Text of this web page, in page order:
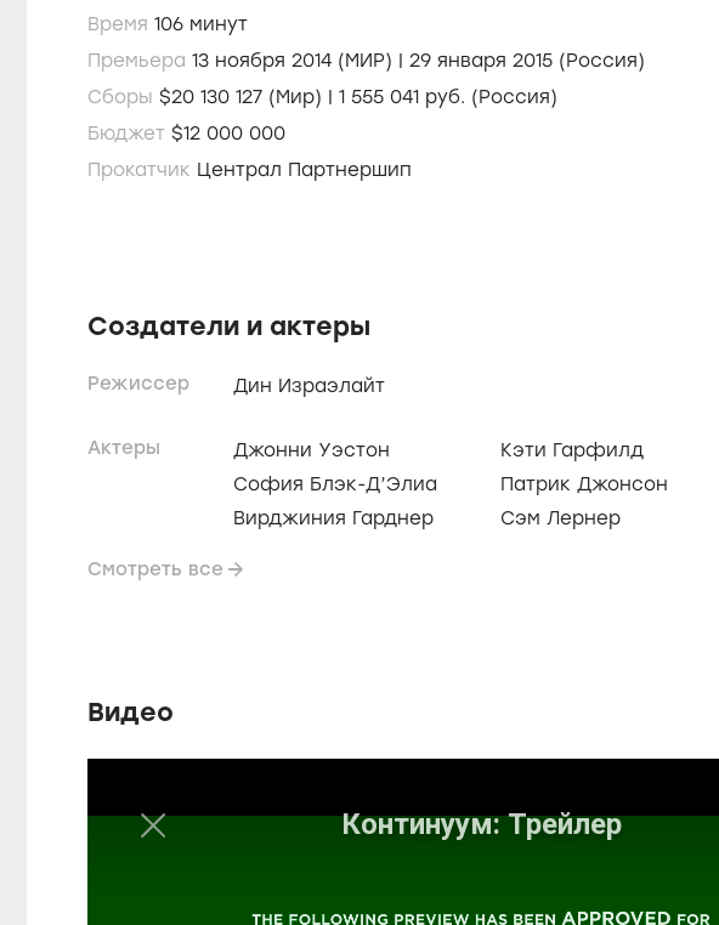
Время
106 минут
Премьера
13 ноября 2014 (МИР) | 29 января 2015 (Россия)
Сборы
$20 130 127 (Мир) | 1 555 041 руб. (Россия)
Бюджет $12 000 000
Прокатчик Централ Партнершип
Создатели и актеры
Режиссер Дин Израэлайт
Актеры
Джонни Уэстон
София Блэк-Д’Элиа
Вирджиния Гарднер
Кэти Гарфилд
Патрик Джонсон
Сэм Лернер
Смотреть все
Видео